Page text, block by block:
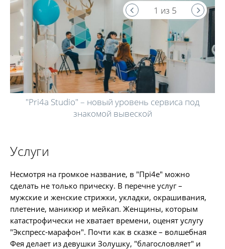
"Pri4a Studio" – новый уровень сервиса под
знакомой вывеской
1 из 5
Услуги
Несмотря на громкое название, в "Прі4е" можно
сделать не только прическу. В перечне услуг –
мужские и женские стрижки, укладки, окрашивания,
плетение, маникюр и мейкап. Женщины, которым
катастрофически не хватает времени, оценят услугу
"Экспресс-марафон". Почти как в сказке – волшебная
Фея делает из девушки Золушку, "благословляет" и